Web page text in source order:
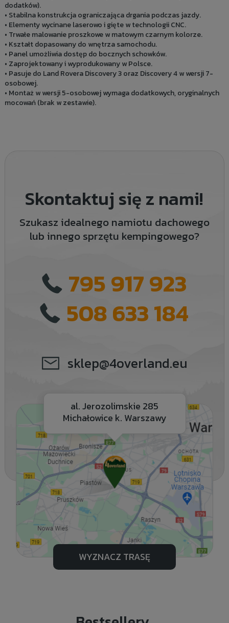
dodatków).
• Stabilna konstrukcja ograniczająca drgania podczas jazdy.
• Elementy wycinane laserowo i gięte w technologii CNC.
• Trwałe malowanie proszkowe w matowym czarnym kolorze.
• Kształt dopasowany do wnętrza samochodu.
• Panel umożliwia dostęp do bocznych schowków.
• Zaprojektowany i wyprodukowany w Polsce.
• Pasuje do Land Rovera Discovery 3 oraz Discovery 4 w wersji 7-
osobowej.
• Montaż w wersji 5-osobowej wymaga dodatkowych, oryginalnych
mocowań (brak w zestawie).
Skontaktuj się z nami!
Szukasz idealnego namiotu dachowego
lub innego sprzętu kempingowego?
795 917 923
508 633 184
sklep@4overland.eu
al. Jerozolimskie 285
Michałowice k. Warszawy
WYZNACZ TRASĘ